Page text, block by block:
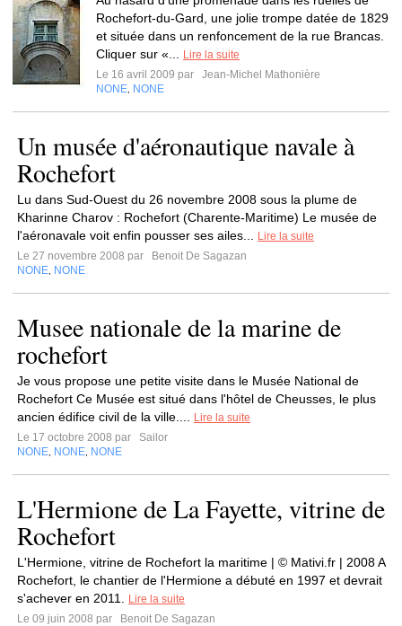
Rochefort-du-Gard, une jolie trompe datée de 1829
et située dans un renfoncement de la rue Brancas.
Cliquer sur «...
Lire la suite
Le 16 avril 2009 par
Jean-Michel Mathonière
NONE NONE
Un musée d'aéronautique navale à
Rochefort
Lu dans Sud-Ouest du 26 novembre 2008 sous la plume de
Kharinne Charov : Rochefort (Charente-Maritime) Le musée de
l'aéronavale voit enfin pousser ses ailes...
Lire la suite
Le 27 novembre 2008 par
Benoit De Sagazan
NONE NONE
Musee nationale de la marine de
rochefort
Je vous propose une petite visite dans le Musée National de
Rochefort Ce Musée est situé dans l'hôtel de Cheusses, le plus
ancien édifice civil de la ville....
Lire la suite
Le 17 octobre 2008 par
Sailor
NONE NONE NONE
L'Hermione de La Fayette, vitrine de
Rochefort
L'Hermione, vitrine de Rochefort la maritime | © Mativi.fr | 2008 A
Rochefort, le chantier de l'Hermione a débuté en 1997 et devrait
s'achever en 2011.
Lire la suite
Le 09 juin 2008 par
Benoit De Sagazan